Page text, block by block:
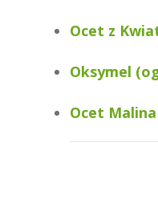
Ocet z
Oksymel
Ocet